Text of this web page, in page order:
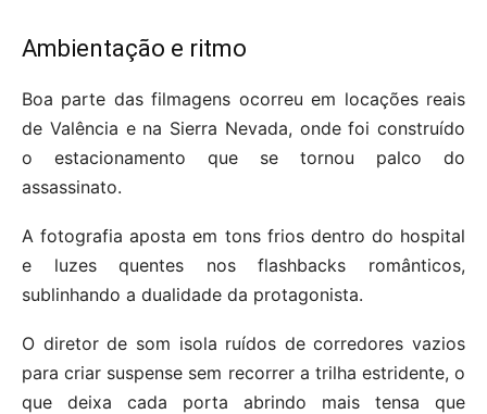
Ambientação e ritmo
Boa parte das filmagens ocorreu em locações reais
de Valência e na Sierra Nevada, onde foi construído
o estacionamento que se tornou palco do
assassinato.
A fotografia aposta em tons frios dentro do hospital
e luzes quentes nos flashbacks românticos,
sublinhando a dualidade da protagonista.
O diretor de som isola ruídos de corredores vazios
para criar suspense sem recorrer a trilha estridente, o
que deixa cada porta abrindo mais tensa que